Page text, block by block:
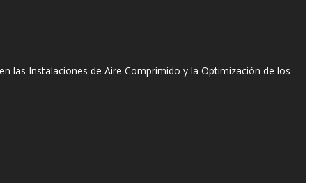
las Instalaciones de Aire Comprimido y la Optimización de los